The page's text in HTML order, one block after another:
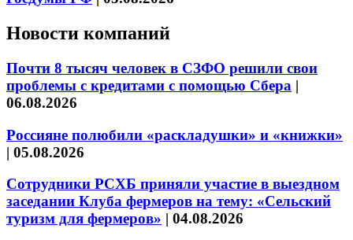
Новости компаний
Почти 8 тысяч человек в СЗФО решили свои
проблемы с кредитами с помощью Сбера |
06.08.2026
Россияне полюбили «раскладушки» и «книжки»
| 05.08.2026
Сотрудники РСХБ приняли участие в выездном
заседании Клуба фермеров на тему: «Сельский
туризм для фермеров» | 04.08.2026